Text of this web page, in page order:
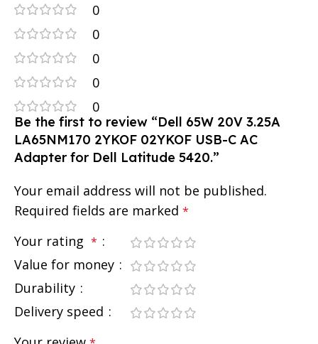
0
0
0
0
0
Be the first to review “Dell 65W 20V 3.25A
LA65NM170 2YKOF 02YKOF USB-C AC
Adapter for Dell Latitude 5420.”
Your email address will not be published.
Required fields are marked *
Your rating *
Value for money
Durability
Delivery speed